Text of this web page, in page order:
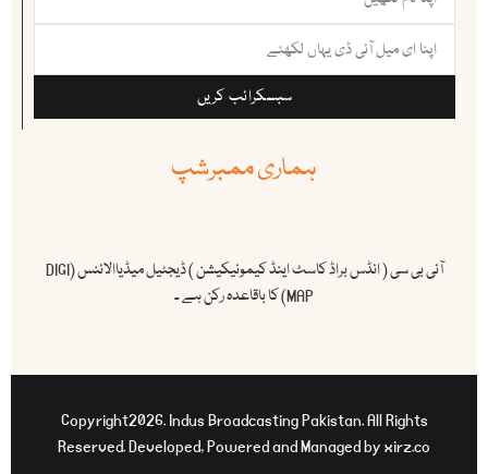
سبسکرائب کریں
ہماری ممبرشپ
آئی بی سی ( انڈس براڈ کاسٹ اینڈ کیمونیکیشن ) ڈیجٹیل میڈیاالائنس (DIGI
MAP) کا باقاعدہ رکن ہے ۔
Copyright2026. Indus Broadcasting Pakistan. All Rights
Reserved. Developed, Powered and Managed by xirz.co